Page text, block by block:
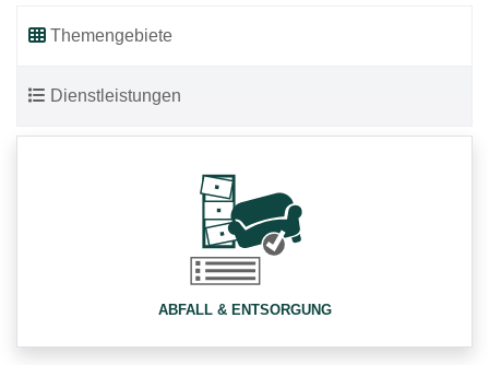
Themengebiete
Dienstleistungen
ABFALL & ENTSORGUNG